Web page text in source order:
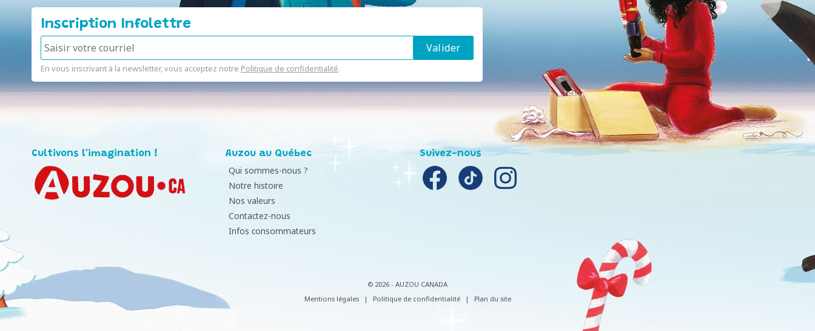
Inscription Infolettre
En vous inscrivant à la newsletter, vous acceptez notre Politique de confidentialité.
Cultivons l'imagination ! Auzou au Québec
Qui sommes-nous ?
Notre histoire
Nos valeurs
Contactez-nous
Infos consommateurs
Suivez-nous
© 2026 - AUZOU CANADA
Mentions légales
| Politique de confidentialité | Plan du site